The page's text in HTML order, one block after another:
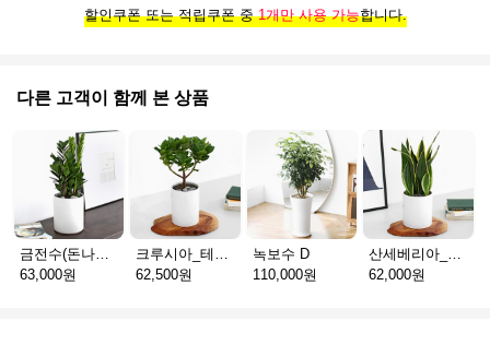
할인쿠폰 또는 적립쿠폰 중1개만 사용 가능합니다.
다른 고객이 함께 본 상품
금전수(돈나무)_테이블용 F
63,000원
크루시아_테이블용 C
62,500원
녹보수 D
110,000원
산세베리아_테이블용 H
62,000원